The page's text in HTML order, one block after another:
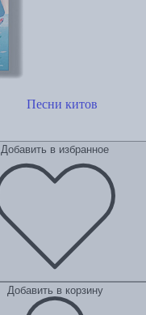
Песни китов
Добавить в избранное
Добавить в корзину